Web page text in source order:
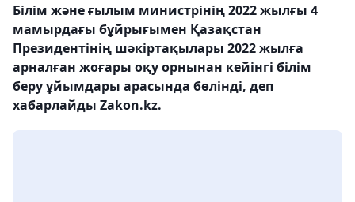
Білім және ғылым министрінің 2022 жылғы 4
мамырдағы бұйрығымен Қазақстан
Президентінің шәкіртақылары 2022 жылға
арналған жоғары оқу орнынан кейінгі білім
беру ұйымдары арасында бөлінді, деп
хабарлайды Zakon.kz.